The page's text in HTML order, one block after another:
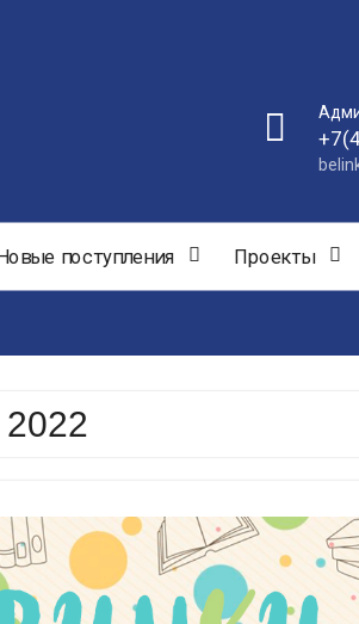
поступления Проекты